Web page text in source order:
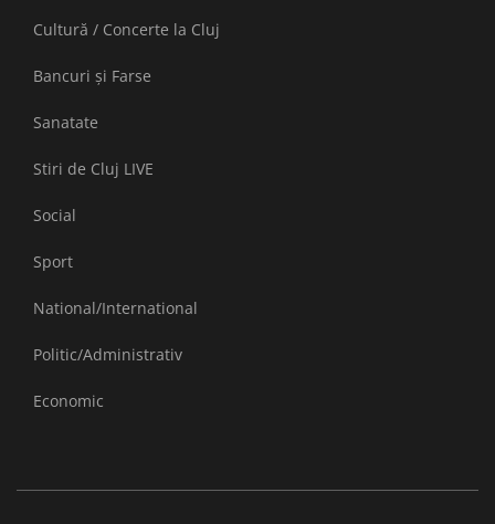
Cultură / Concerte la Cluj
Bancuri și Farse
Sanatate
Stiri de Cluj LIVE
Social
Sport
National/International
Politic/Administrativ
Economic